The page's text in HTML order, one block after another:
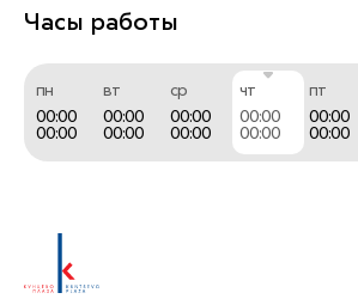
просто лучшее место для игры.
Часы работы
пн
00:00
00:00
вт
00:00
00:00
ср
00:00
00:00
чт
00:00
00:00
пт
00:00
00:00